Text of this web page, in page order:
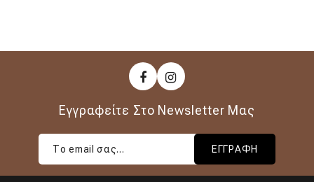
Εγγραφείτε Στο Newsletter Μας
ΕΓΓΡΑΦΉ